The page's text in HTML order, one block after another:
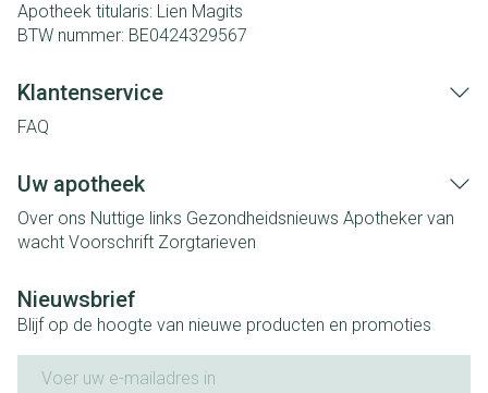
Apotheek titularis: Lien Magits
BTW nummer: BE0424329567
Klantenservice
FAQ
Uw apotheek
Over ons Nuttige links Gezondheidsnieuws Apotheker van
wacht Voorschrift Zorgtarieven
Nieuwsbrief
Blijf op de hoogte van nieuwe producten en promoties